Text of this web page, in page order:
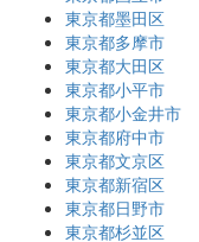
東京都墨田区
東京都多摩市
東京都大田区
東京都小平市
東京都小金井市
東京都府中市
東京都文京区
東京都新宿区
東京都日野市
東京都杉並区